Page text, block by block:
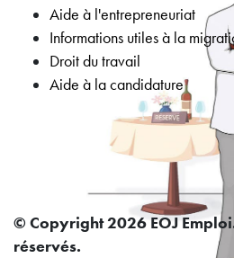
Aide à l'entrepreneuriat
Informations utiles à la
Droit du travail
Aide à la candidature
© Copyright 2026 EOJ
réservés.